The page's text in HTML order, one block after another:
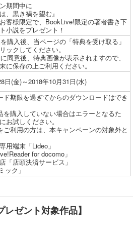
期間中に
、黒き禍を望む』
客様限定で、BookLive!限定の著者書き下
小説をプレゼント！
購入後、当ページの「特典を受け取る」
ックしてください。
同意後、特典画像が表示されますので、
に保存の上ご利用ください。
日(金)～2018年10月31日(水)
ド期限を過ぎてからのダウンロードはでき
を購入していない場合はエラーとなるた
お試しください。
ご利用の方は、本キャンペーンの対象外と
用端末「Lideo」
for docomo」
「店頭決済サービス」
ック」
レゼント対象作品】